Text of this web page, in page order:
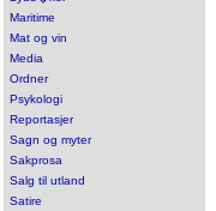
Maritime
Mat og vin
Media
Ordner
Psykologi
Reportasjer
Sagn og myter
Sakprosa
Salg til utland
Satire